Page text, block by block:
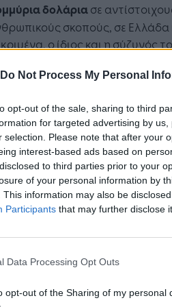
Do Not Process My Personal
opt-out of the sale, sharing to third
for targeted advertising by
selection. Please note that after your
interest-based ads based on
to third parties prior to your
of your personal information by
This information may also be
Participants that may further disclose
Data Processing Opt Outs
opt-out of the Sharing of my personal
δολάριασε
σκοπούς, σε Ελλάδα
ο ίδιος και η σύζυγός
οργανώσεις, αλλά
κέντρων σε
ο «John & Mary Pappajohn
»επιστρέφει για 8η
αυτά τα χρόνια, τι
τοπίο στην
και παράλληλα έχει
λογική, φέτος αναμένονται